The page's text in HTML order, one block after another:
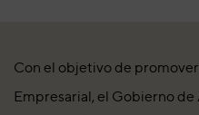
Con el objetivo de
Empresarial, el Gobierno de